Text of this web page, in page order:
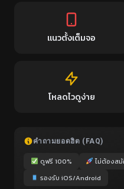
แนวตั้งเต็มจอ
โหลดไวดูง่าย
คำถามยอดฮิต (FAQ)
ดูฟรี 100%
ไม่ต้องสมั
รองรับ iOS/Android